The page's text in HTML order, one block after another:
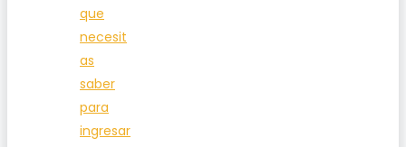
que
necesit
as
saber
para
ingresar